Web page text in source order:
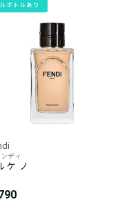
ボトルあり
ディ
ケ ノ